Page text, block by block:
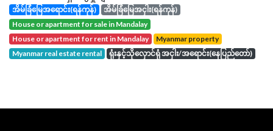
အိမ်ခြံမြေအရောင်း(ရန်ကုန်)
အိမ်ခြံမြေအငှါး(ရန်ကုန်)
house or apartment for sale in Mandalay
house or apartment for rent in Mandalay
Myanmar property
Myanmar real estate rental
ရုံးနှင့်သိုလှောင်ရုံ အငှါး/အရောင်း(နေပြည်တော်)